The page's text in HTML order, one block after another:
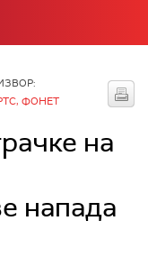
ФОНЕТ
на
напада